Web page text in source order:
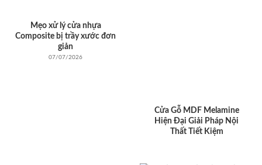
Mẹo xử lý cửa nhựa
Composite bị trầy xước đơn
giản
07/07/2026
Cửa Gỗ MDF Melamine
Hiện Đại Giải Pháp Nội
Thất Tiết Kiệm